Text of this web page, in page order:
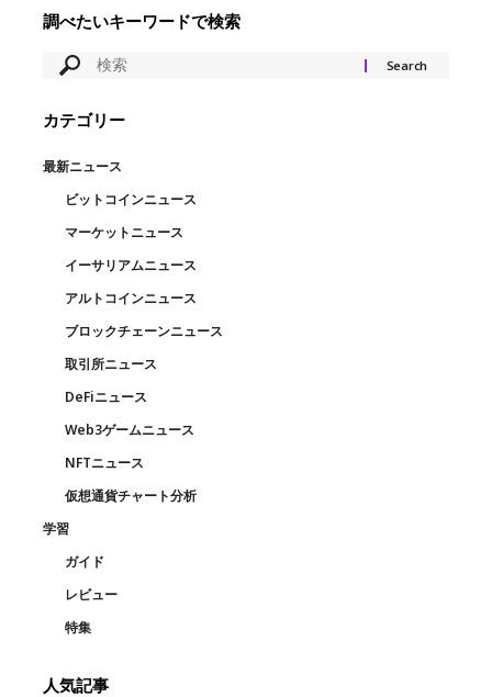
調べたいキーワードで検索
カテゴリー
最新ニュース
ビットコインニュース
マーケットニュース
イーサリアムニュース
アルトコインニュース
ブロックチェーンニュース
取引所ニュース
DeFiニュース
Web3ゲームニュース
NFTニュース
仮想通貨チャート分析
学習
ガイド
レビュー
特集
人気記事